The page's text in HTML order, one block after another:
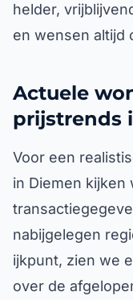
helder,
en wensen altijd
Actuele
prijstrends
Voor een
in Diemen kijken
nabijgelegen
ijkpunt, zien we
over de